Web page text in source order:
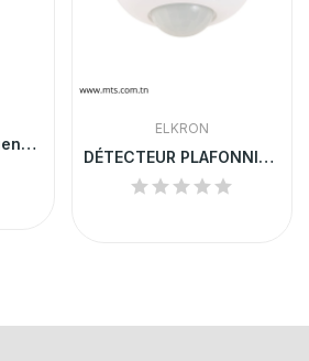
Barrière hyperfréquence MWA60R/T
ELKRON
DÉTECTEUR PLAFONNIER INFRAROUGE ANTI ANIMAUX